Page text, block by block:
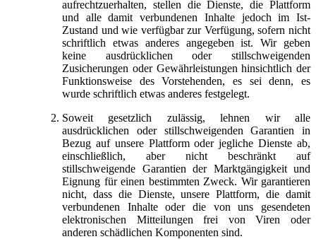
aufrechtzuerhalten, stellen die Dienste, die Plattform
und alle damit verbundenen Inhalte jedoch im Ist-
Zustand und wie verfügbar zur Verfügung, sofern nicht
schriftlich etwas anderes angegeben ist. Wir geben
keine ausdrücklichen oder stillschweigenden
Zusicherungen oder Gewährleistungen hinsichtlich der
Funktionsweise des Vorstehenden, es sei denn, es
wurde schriftlich etwas anderes festgelegt.
Soweit gesetzlich zulässig, lehnen wir alle
ausdrücklichen oder stillschweigenden Garantien in
Bezug auf unsere Plattform oder jegliche Dienste ab,
einschließlich, aber nicht beschränkt auf
stillschweigende Garantien der Marktgängigkeit und
Eignung für einen bestimmten Zweck. Wir garantieren
nicht, dass die Dienste, unsere Plattform, die damit
verbundenen Inhalte oder die von uns gesendeten
elektronischen Mitteilungen frei von Viren oder
anderen schädlichen Komponenten sind.